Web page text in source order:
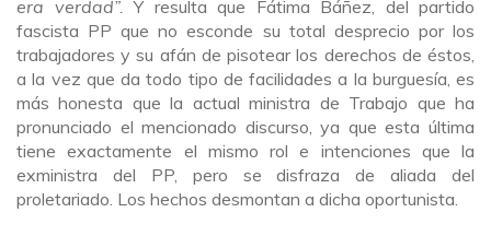
era verdad”.Y resulta que Fátima Báñez, del partido
fascista PP que no esconde su total desprecio por los
trabajadores y su afán de pisotear los derechos de éstos,
a la vez que da todo tipo de facilidades a la burguesía, es
más honesta que la actual ministra de Trabajo que ha
pronunciado el mencionado discurso, ya que esta última
tiene exactamente el mismo rol e intenciones que la
exministra del PP, pero se disfraza de aliada del
proletariado. Los hechos desmontan a dicha oportunista.